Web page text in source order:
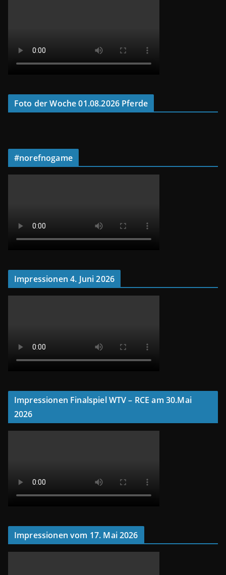
Foto der Woche 01.08.2026 Pferde
#norefnogame
Impressionen 4. Juni 2026
Impressionen Finalspiel WTV – RCE am 30.Mai
2026
Impressionen vom 17. Mai 2026